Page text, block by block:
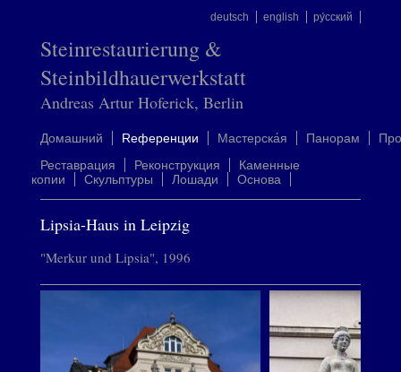
deutsch english ру́сский
Steinrestaurierung &
Steinbildhauerwerkstatt
Andreas Artur Hoferick, Berlin
Домашний Rеференции Mастерска́я Панорам
Реставрация
Реконструкция
Каменные
копии
Скульптуры Лошади Oснова
Lipsia-Haus in Leipzig
"Merkur und Lipsia", 1996